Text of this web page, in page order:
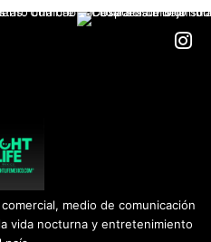
medio de comunicación
vida nocturna y entretenimiento